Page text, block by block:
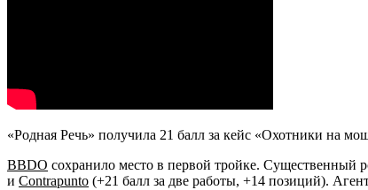
«Родная Речь» получила 21 балл за кейс «Охотники на
BBDO сохранило место в первой тройке. Существенный
и Contrapunto (+21 балл за две работы, +14 позиций).